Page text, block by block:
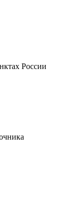
России